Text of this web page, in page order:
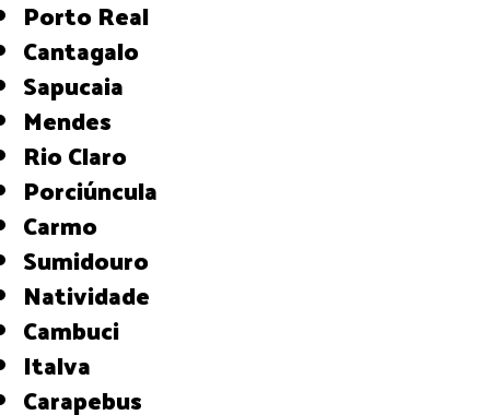
Porto Real
Cantagalo
Sapucaia
Mendes
Rio Claro
Porciúncula
Carmo
Sumidouro
Natividade
Cambuci
Italva
Carapebus